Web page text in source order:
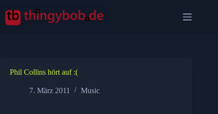
Inhalt
springen
Phil Collins hört auf :(
7. März 2011 Music